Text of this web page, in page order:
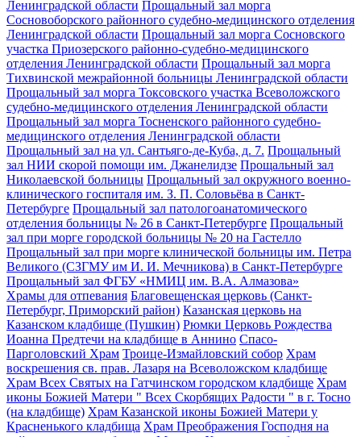
Ленинградской области Прощальный зал морга
Сосновоборского районного судебно-медицинского отделения
Ленинградской области Прощальный зал морга Сосновского
участка Приозерского районно-судебно-медицинского
отделения Ленинградской области Прощальный зал морга
Тихвинской межрайонной больницы Ленинградской области
Прощальный зал морга Токсовского участка Всеволожского
судебно-медицинского отделения Ленинградской области
Прощальный зал морга Тосненского районного судебно-
медицинского отделения Ленинградской области
Прощальный зал на ул. Сантьяго-де-Куба, д. 7. Прощальный
зал НИИ скорой помощи им. Джанелидзе Прощальный зал
Николаевской больницы Прощальный зал окружного военно-
клинического госпиталя им. З. П. Соловьёва в Санкт-
Петербурге Прощальный зал патологоанатомического
отделения больницы № 26 в Санкт-Петербурге Прощальный
зал при морге городской больницы № 20 на Гастелло
Прощальный зал при морге клинической больницы им. Петра
Великого (СЗГМУ им И. И. Мечникова) в Санкт-Петербурге
Прощальный зал ФГБУ «НМИЦ им. В.А. Алмазова»
Храмы для отпевания Благовещенская церковь (Санкт-
Петербург, Приморский район) Казанская церковь на
Казанском кладбище (Пушкин) Рюмки Церковь Рождества
Иоанна Предтечи на кладбище в Аннино Спасо-
Парголовский Храм Троице-Измайловский собор Храм
воскрешения св. прав. Лазаря на Всеволожском кладбище
Храм Всех Святых на Гатчинском городском кладбище Храм
иконы Божией Матери " Всех Скорбящих Радости " в г. Тосно
(на кладбище) Храм Казанской иконы Божией Матери у
Красненького кладбища Храм Преображения Господня на